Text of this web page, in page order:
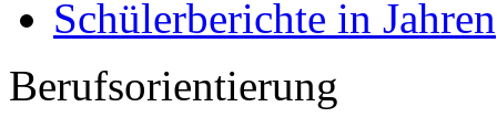
Schülerberichte in Jahren
Berufsorientierung